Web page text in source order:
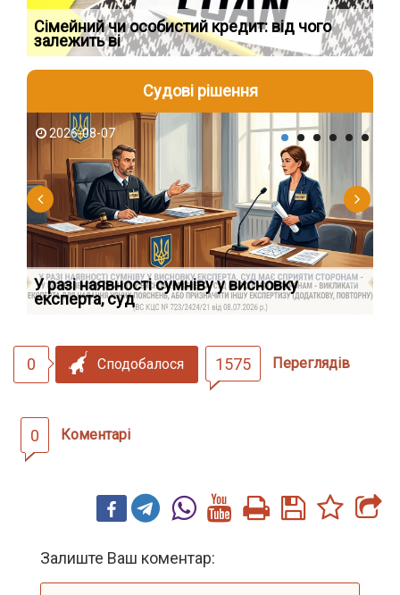
Сімейний чи особистий кредит: від чого
залежить ві
Судові рішення
2026-08-07
У разі наявності сумніву у висновку
експерта, суд
0 Сподобалося 1575 Переглядів
0 Коментарі
Залиште Ваш коментар: